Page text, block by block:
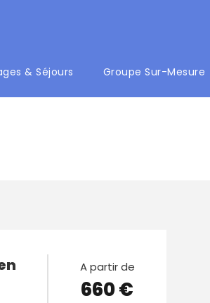
& Séjours Groupe Sur-Mesure
A partir de
660 €